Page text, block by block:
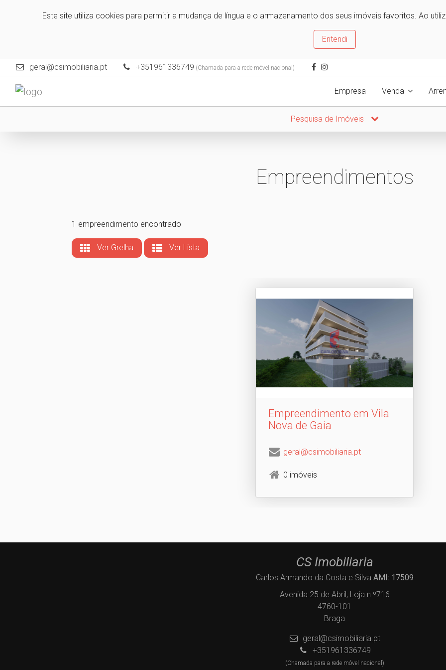
Este site utiliza cookies para permitir a mudança de língua e o armazenamento dos seus imóveis favoritos. Ao
Entendi
geral@csimobiliaria.pt +351961336749 (Chamada para a rede móvel nacional)
Empresa Venda
Pesquisa de Imóveis
Empreendimentos
1 empreendimento encontrado
Ver Grelha Ver Lista
Empreendimento em Vila
Nova de Gaia
geral@csimobiliaria.pt
0 imóveis
CS Imobiliaria
Carlos Armando da Costa e Silva AMI: 17509
Avenida 25 de Abril, Loja n º716
4760-101
Braga
geral@csimobiliaria.pt
+351961336749
(Chamada para a rede móvel nacional)